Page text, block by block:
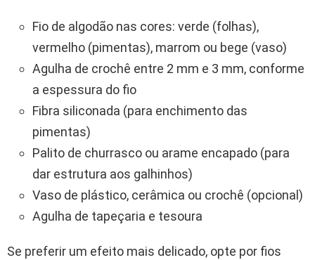
Fio de algodão nas cores: verde (folhas),
vermelho (pimentas), marrom ou bege (vaso)
Agulha de crochê entre 2 mm e 3 mm, conforme
a espessura do fio
Fibra siliconada (para enchimento das
pimentas)
Palito de churrasco ou arame encapado (para
dar estrutura aos galhinhos)
Vaso de plástico, cerâmica ou crochê (opcional)
Agulha de tapeçaria e tesoura
Se preferir um efeito mais delicado, opte por fios